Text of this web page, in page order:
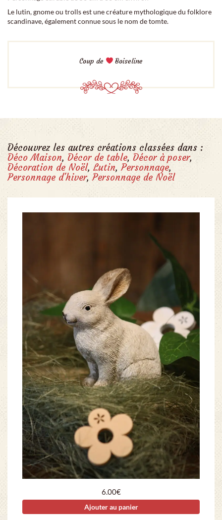
Le lutin, gnome ou trolls est une créature mythologique du folklore
scandinave, également connue sous le nom de tomte.
Coup de Boiseline
Découvrez les autres créations classées dans :
Déco Maison, Décor de table, Décor à poser,
Décoration de Noël, Lutin,Personnage,
Personnage d'hiver,Personnage de Noël
6.00€
Ajouter au panier